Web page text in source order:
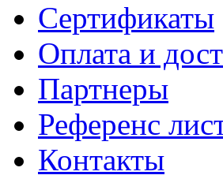
Сертификаты
Оплата и
Партнеры
Референс
Контакты